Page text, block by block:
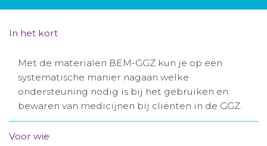
Over IVM
Actueel
Contact
Winkelwagentje
Aanmelden nieuwsbrief
In het kort
Met de materialen BEM-GGZ kun je op een
systematische manier nagaan welke
ondersteuning nodig is bij het gebruiken en
bewaren van medicijnen bij cliënten in de GGZ.
Voor wie